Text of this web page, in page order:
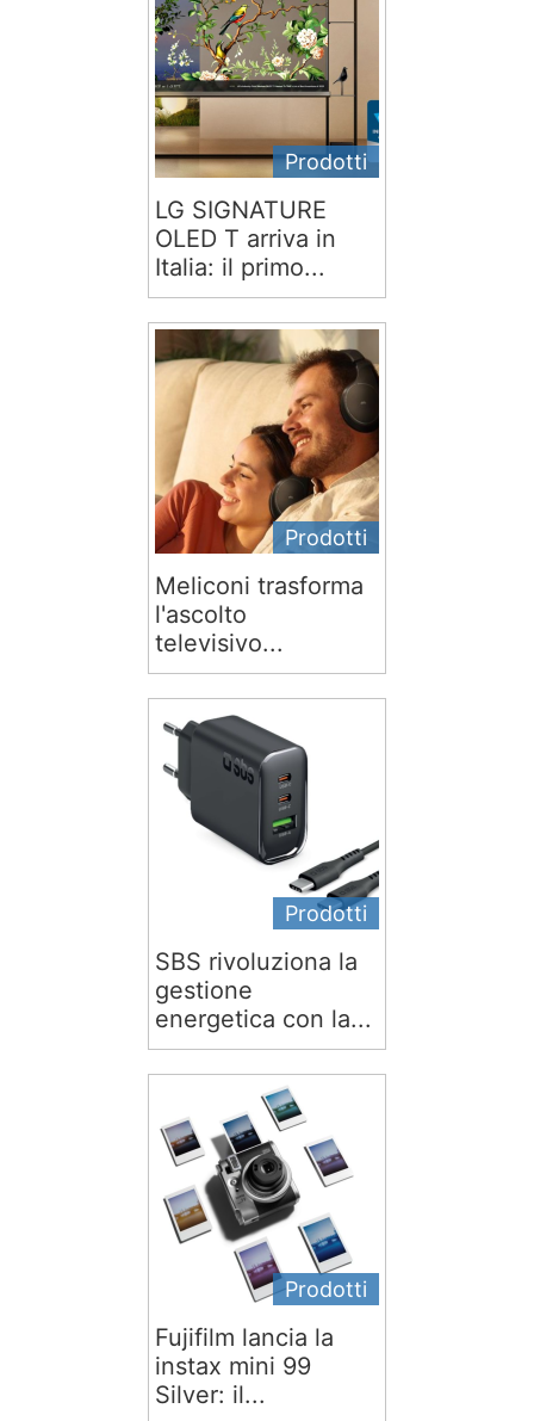
Prodotti
LG SIGNATURE
OLED T arriva in
Italia: il primo...
Prodotti
Meliconi trasforma
l'ascolto
televisivo...
Prodotti
SBS rivoluziona la
gestione
energetica con la...
Prodotti
Fujifilm lancia la
instax mini 99
Silver: il...